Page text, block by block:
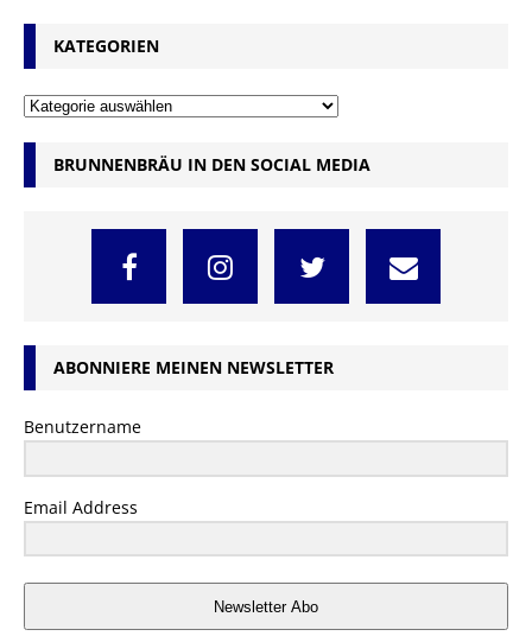
KATEGORIEN
BRUNNENBRÄU IN DEN SOCIAL MEDIA
ABONNIERE MEINEN NEWSLETTER
Benutzername
Email Address
Newsletter Abo